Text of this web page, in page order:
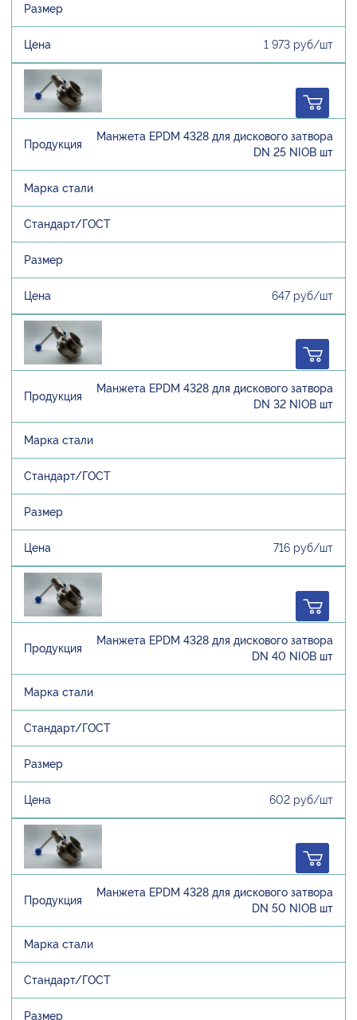
1 973 руб/шт
Манжета EPDM 4328 для дискового затвора
DN 25 NIOB шт
647 руб/шт
Манжета EPDM 4328 для дискового затвора
DN 32 NIOB шт
716 руб/шт
Манжета EPDM 4328 для дискового затвора
DN 40 NIOB шт
602 руб/шт
Манжета EPDM 4328 для дискового затвора
DN 50 NIOB шт